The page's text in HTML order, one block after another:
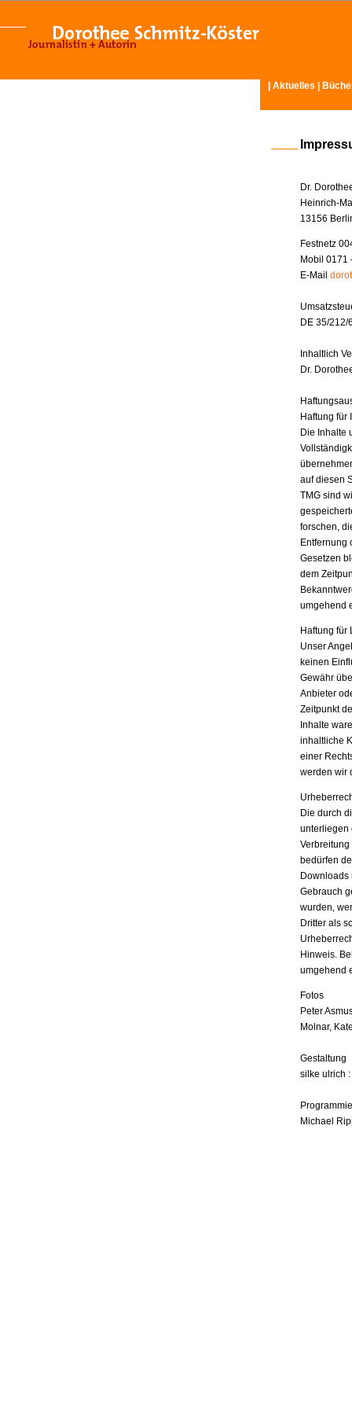
Aktuelles
Dr.
Heinrich-
13156
Festnetz
Mobil 0171
E-Mail
DE 35/212/
Inhaltlich
Dr.
Haftung für
Die Inhalte
auf diesen
TMG sind
forschen,
Entfernung
Gesetzen
dem
umgehend
Haftung für
Unser
keinen
Gewähr
Anbieter
Zeitpunkt
Inhalte
inhaltliche
einer
werden wir
Die durch
unterliegen
bedürfen
Downloads
Gebrauch
wurden,
Dritter als
Hinweis.
umgehend
Fotos
Peter
Molnar,
Gestaltung
silke ulrich
Michael